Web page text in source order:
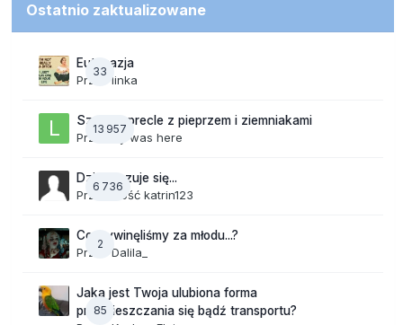
Ostatnio zaktualizowane
33
Eutanazja
Przez linka
13 957
Szalone precle z pieprzem i ziemniakami
Przezlily was here
6 736
Dzisiaj czuje się...
Przez Gość katrin123
2
Co wywinęliśmy za młodu...?
Przez Dalila_
85
Jaka jest Twoja ulubiona forma
przemieszczania się bądź transportu?